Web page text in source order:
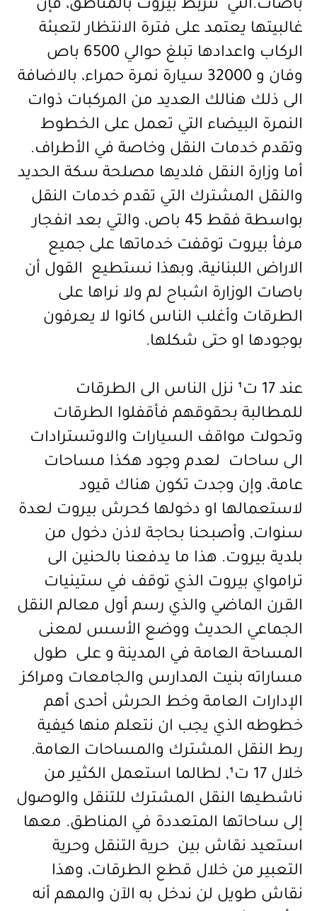
باصات.التي تتربط بيروت بالمناطق، فإن
غالبيتها يعتمد على فترة الانتظار لتعبئة
الركاب واعدادها تبلغ حوالي 6500 باص
وفان و 32000 سيارة نمرة حمراء، بالاضافة
الى ذلك هنالك العديد من المركبات ذوات
النمرة البيضاء التي تعمل على الخطوط
وتقدم خدمات النقل وخاصة في الأطراف.
أما وزارة النقل فلديها مصلحة سكة الحديد
والنقل المشترك التي تقدم خدمات النقل
بواسطة فقط 45 باص، والتي بعد انفجار
مرفأ بيروت توقفت خدماتها على جميع
الاراض اللبنانية، وبهذا نستطيع القول أن
باصات الوزارة اشباح لم ولا نراها على
الطرقات وأغلب الناس كانوا لا يعرفون
بوجودها او حتى شكلها.
عند 17 ت¹ نزل الناس الى الطرقات
للمطالبة بحقوقهم فأقفلوا الطرقات
وتحولت مواقف السيارات والاوتسترادات
الى ساحات لعدم وجود هكذا مساحات
عامة، وإن وجدت تكون هناك قيود
لاستعمالها او دخولها كحرش بيروت لعدة
سنوات, وأصبحنا بحاجة لاذن دخول من
بلدية بيروت. هذا ما يدفعنا بالحنين الى
ترامواي بيروت الذي توقف في ستينيات
القرن الماضي والذي رسم أول معالم النقل
الجماعي الحديث ووضع الأسس لمعنى
المساحة العامة في المدينة و على طول
مساراته بنيت المدارس والجامعات ومراكز
الإدارات العامة وخط الحرش أحدى أهم
خطوطه الذي يجب ان نتعلم منها كيفية
ربط النقل المشترك والمساحات العامة.
خلال 17 ت¹, لطالما استعمل الكثير من
ناشطيها النقل المشترك للتنقل والوصول
إلى ساحاتها المتعددة في المناطق. معها
استعيد نقاش بين حرية التنقل وحرية
التعبير من خلال قطع الطرقات، وهذا
نقاش طويل لن ندخل به الآن والمهم أنه